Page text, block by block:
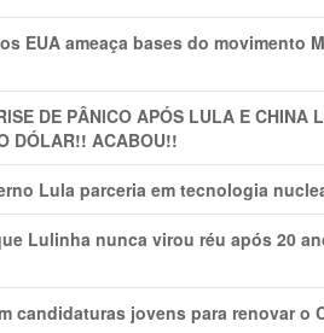
EUA ameaça bases do movimento
DE PÂNlCO APÓS LULA E CHINA
DÓLAR!! ACABOU!!
Lula parceria em tecnologia
Lulinha nunca virou réu após 20
candidaturas jovens para renovar o